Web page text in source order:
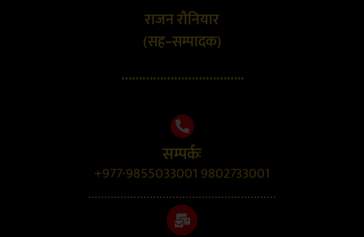
राजन रौनियार
(सह–सम्पादक)
……………………………..
सम्पर्कः
+977-9855033001 9802733001
..........................................................